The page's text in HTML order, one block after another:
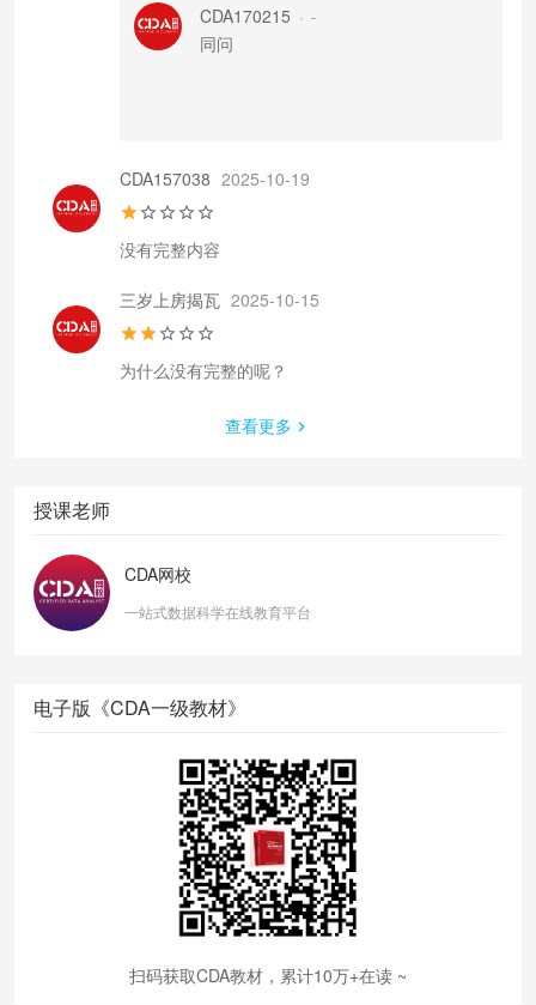
CDA170215 • -
同问
CDA157038 2025-10-19
没有完整内容
三岁上房揭瓦 2025-10-15
查看更多
授课老师
CDA网校
一站式数据科学在线教育平台
电子版《CDA一级教材》
扫码获取CDA教材，累计10万+在读 ~